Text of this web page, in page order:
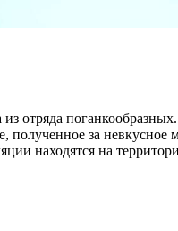
отряда
полученное за
находятся на